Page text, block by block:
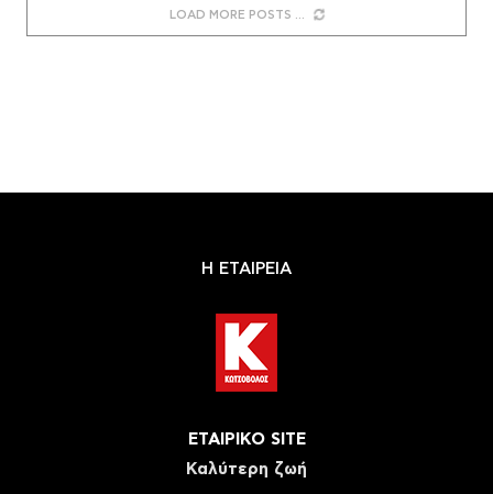
LOAD MORE POSTS
Η ΕΤΑΙΡΕΙΑ
ΕΤΑΙΡΙΚΟ SITE
Καλύτερη ζωή